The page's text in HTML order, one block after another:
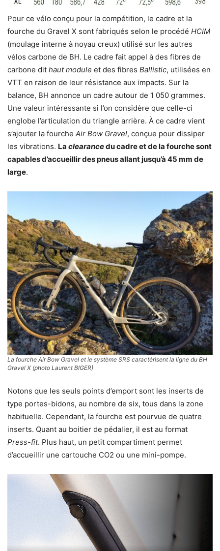
Pour ce vélo conçu pour la compétition, le cadre et la
fourche du Gravel X sont fabriqués selon le procédé HCIM
(moulage interne à noyau creux) utilisé sur les autres
vélos carbone de BH. Le cadre fait appel à des fibres de
carbone dit haut module et des fibres Ballistic, utilisées en
VTT en raison de leur résistance aux impacts. Sur la
balance, BH annonce un cadre autour de 1 050 grammes.
Une valeur intéressante si l’on considère que celle-ci
englobe l’articulation du triangle arrière. À ce cadre vient
s’ajouter la fourche Air Bow Gravel, conçue pour dissiper
les vibrations. La clearancedu cadre et de la fourche sont
capables d’accueillir des pneus allant jusqu’à 45 mm de
large.
La fourche Air Bow Gravel et le système SRS caractérisent la ligne du BH
Gravel X (photo Laurent BIGER)
Notons que les seuls points d’emport sont les inserts de
type portes-bidons, au nombre de six, tous dans la zone
habituelle. Cependant, la fourche est pourvue de quatre
inserts. Quant au boitier de pédalier, il est au format
Press-fit. Plus haut, un petit compartiment permet
d’accueillir une cartouche CO2 ou une mini-pompe.